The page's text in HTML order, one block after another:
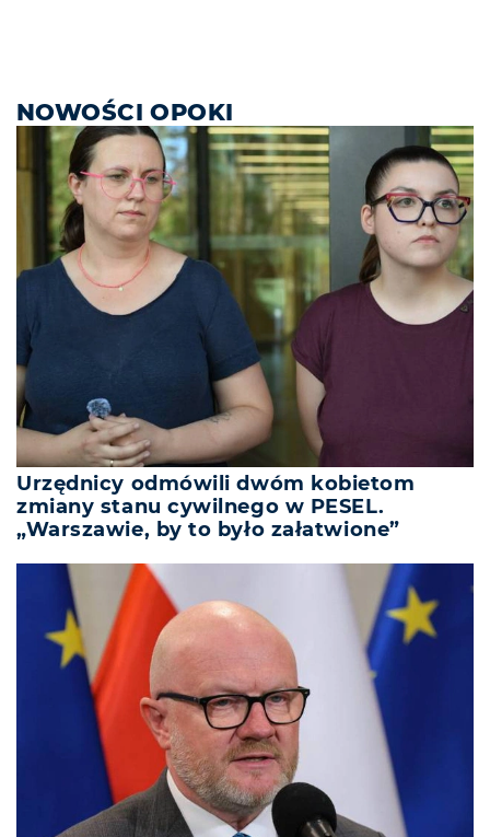
NOWOŚCI OPOKI
Urzędnicy odmówili dwóm kobietom
zmiany stanu cywilnego w PESEL.
„Warszawie, by to było załatwione”